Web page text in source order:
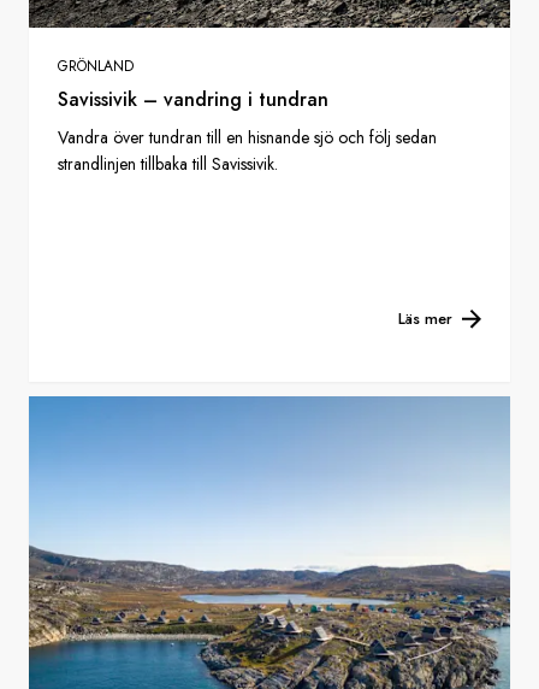
GRÖNLAND
Savissivik – vandring i tundran
Vandra över tundran till en hisnande sjö och följ sedan
strandlinjen tillbaka till Savissivik.
Läs mer